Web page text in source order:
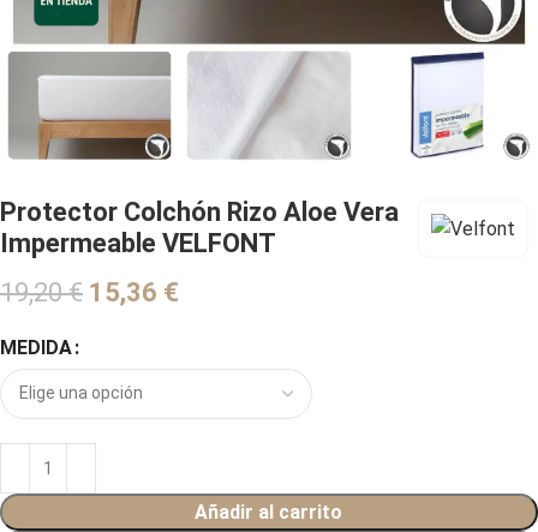
Protector Colchón Rizo Aloe Vera
Impermeable VELFONT
19,20€ €
MEDIDA
Añadir al carrito